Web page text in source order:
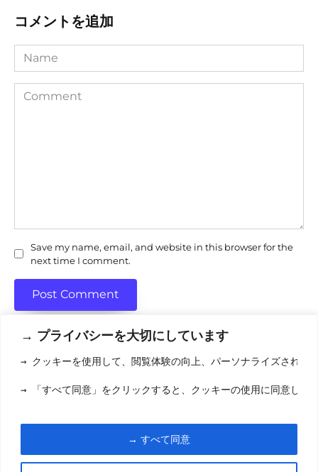
→ プライバシーを大切にしています
→ クッキーを使用して、閲覧体験の向上、パーソナライズされた
→ 「すべて同意」をクリックすると、クッキーの使用に同意した
→ すべて同意
コメントを追加
Name
Comment
Save my name, email, and website in this browser for the
next time I comment.
利用規約(りようきやく
© 2026 eigamori.com